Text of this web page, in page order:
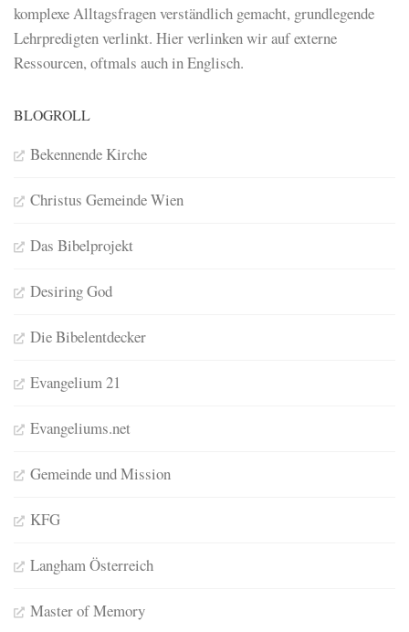
komplexe Alltagsfragen verständlich gemacht, grundlegende
Lehrpredigten verlinkt. Hier verlinken wir auf externe
Ressourcen, oftmals auch in Englisch.
BLOGROLL
Bekennende Kirche
Christus Gemeinde Wien
Das Bibelprojekt
Desiring God
Die Bibelentdecker
Evangelium 21
Evangeliums.net
Gemeinde und Mission
KFG
Langham Österreich
Master of Memory